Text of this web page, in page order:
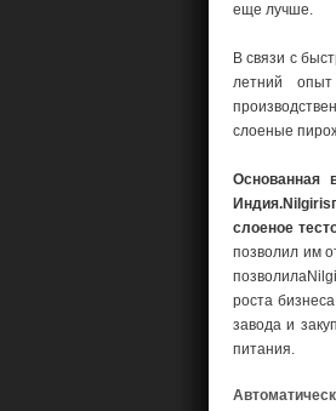
еще лучше.
В связи с
летний опыт
слоеные
Основанная
слоеное
позволил им
роста
завода и
питания.